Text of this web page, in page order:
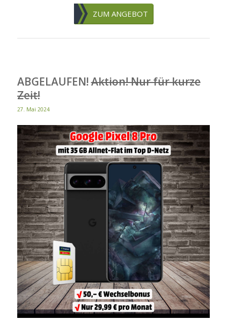
ZUM ANGEBOT
ABGELAUFEN!Aktion! Nur für kurze
Zeit!
27. Mai 2024